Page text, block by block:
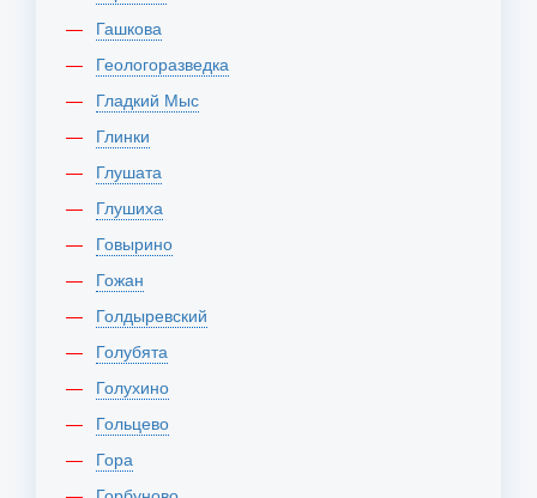
Гашкова
Геологоразведка
Гладкий Мыс
Глинки
Глушата
Глушиха
Говырино
Гожан
Голдыревский
Голубята
Голухино
Гольцево
Гора